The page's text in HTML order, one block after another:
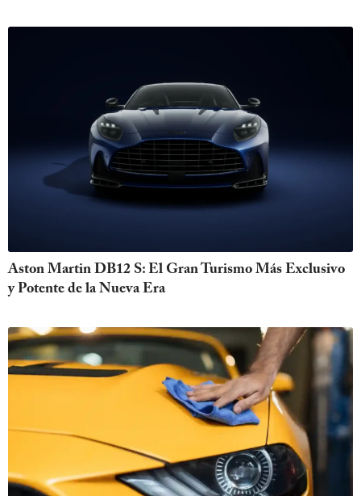
Aston Martin DB12 S: El Gran Turismo Más Exclusivo
y Potente de la Nueva Era